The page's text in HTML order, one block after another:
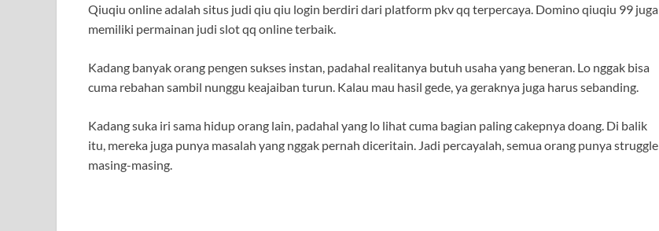
Qiuqiu online adalah situs judi qiu qiu login berdiri dari platform pkv qq terpercaya. Domino qiuqiu 99 juga
memiliki permainan judi slot qq online terbaik.
Kadang banyak orang pengen sukses instan, padahal realitanya butuh usaha yang beneran. Lo nggak bisa
cuma rebahan sambil nunggu keajaiban turun. Kalau mau hasil gede, ya geraknya juga harus sebanding.
Kadang suka iri sama hidup orang lain, padahal yang lo lihat cuma bagian paling cakepnya doang. Di balik
itu, mereka juga punya masalah yang nggak pernah diceritain. Jadi percayalah, semua orang punya struggle
masing-masing.